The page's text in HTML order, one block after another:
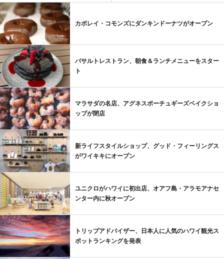
カポレイ・コモンズにダンキンドーナツがオープン
バサルトレストラン、朝食＆ランチメニューをスター
ト
マラサダの名店、アグネスポーチュギーズベイクショ
ップが閉店
新ライフスタイルショップ、グッド・フィーリングス
がワイキキにオープン
ユニクロがハワイに初出店、オアフ島・アラモアナセ
ンター内に秋オープン
トリップアドバイザー、日本人に人気のハワイ観光ス
ポットランキングを発表